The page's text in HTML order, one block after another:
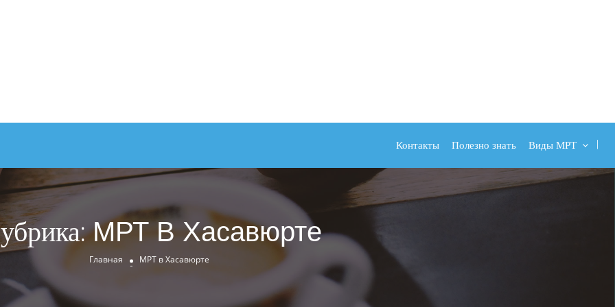
Контакты Полезно знать Виды МРТ
МРТ В Хасавюрте
Главная МРТ в Хасавюрте